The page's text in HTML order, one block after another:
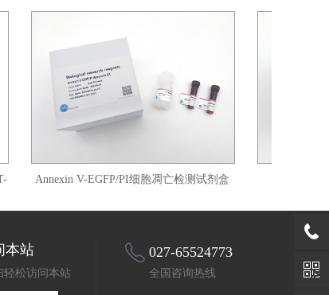
Annexin V-EGFP/PI细胞凋亡检测试剂盒
本站
轻松访问本站
027-65524773
全国咨询热线